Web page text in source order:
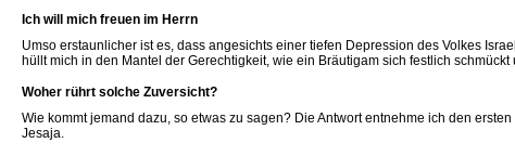
Ich will mich freuen im Herrn
Umso erstaunlicher ist es, dass angesichts einer tiefen Depression des Volkes
hüllt mich in den Mantel der Gerechtigkeit, wie ein Bräutigam sich festlich
Woher rührt solche Zuversicht?
Wie kommt jemand dazu, so etwas zu sagen? Die Antwort entnehme ich den
Jesaja.